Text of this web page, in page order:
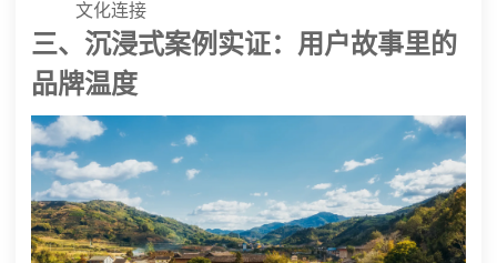
文化连接
三、沉浸式案例实证：用户故事里的
品牌温度